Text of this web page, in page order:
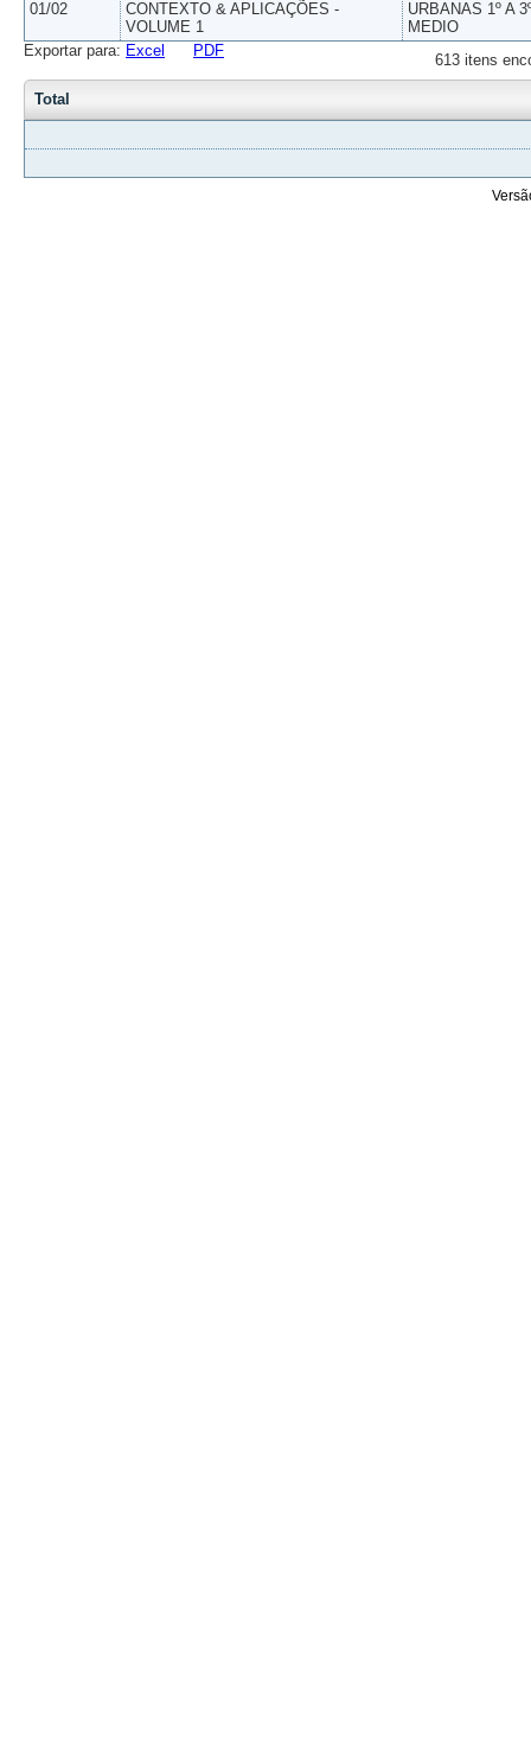
01/02
CONTEXTO & APLICAÇÕES -
VOLUME 1
URBANAS 1º A
MEDIO
613 itens
Exportar para: Excel PDF
Total